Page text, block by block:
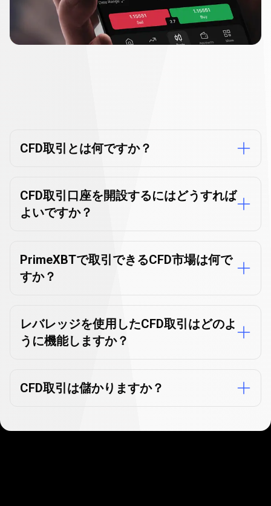
引
関
す
よ
く
る
質
CFD取引に関するよくある質問
CFD取引とは何ですか？
CFD取引口座を開設するにはどうすれば
よいですか？
PrimeXBTで取引できるCFD市場は何で
すか？
レバレッジを使用したCFD取引はどのよ
うに機能しますか？
CFD取引は儲かりますか？